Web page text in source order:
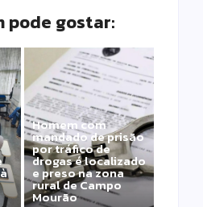
pode gostar:
Homem com
mandado de prisão
por tráfico de
drogas é localizado
e preso na zona
rural de Campo
Mourão